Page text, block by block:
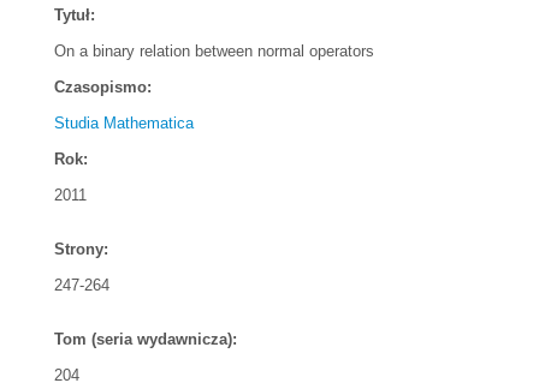
Tytuł:
On a binary relation between normal operators
Czasopismo:
Studia Mathematica
Rok:
2011
Strony:
247-264
Tom (seria wydawnicza):
204